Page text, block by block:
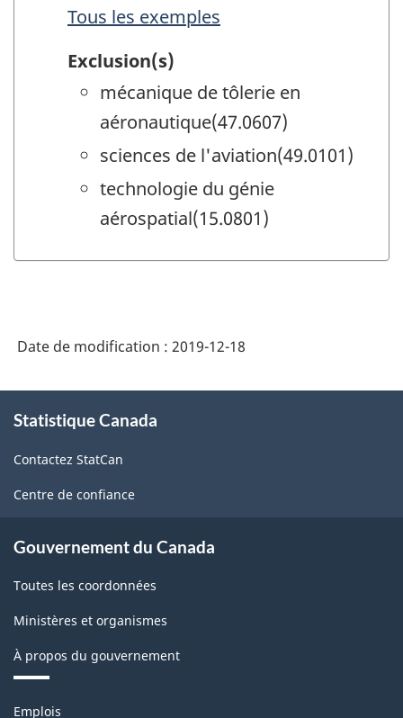
Tous les exemples
Exclusion(s)
mécanique de tôlerie en
aéronautique(47.0607)
sciences de l'aviation(49.0101)
technologie du génie
aérospatial(15.0801)
Date de modification : 2019-12-18
propos
ce
site
Statistique Canada
Contactez StatCan
Centre de confiance
Gouvernement du Canada
Toutes les coordonnées
Ministères et organismes
À propos du gouvernement
Thèmes
Emplois